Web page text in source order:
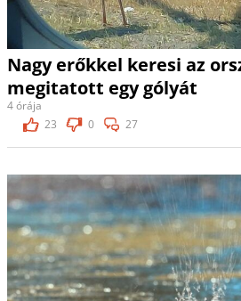
Nagy erőkkel keresi az
megitatott egy gólyát
4 órája
23
0 27